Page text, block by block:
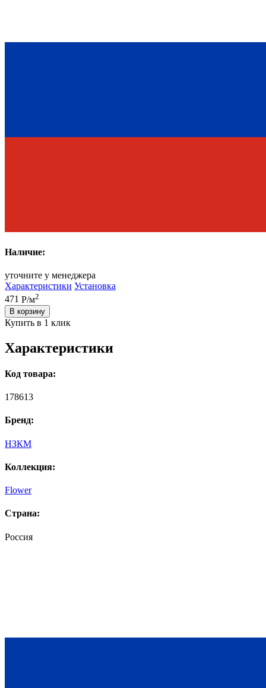
Наличие:
уточните у менеджера
Характеристики Установка
471 Р/м2
В корзину
Купить в 1 клик
Характеристики
Код товара:
178613
Бренд:
НЗКМ
Коллекция:
Flower
Страна:
Россия